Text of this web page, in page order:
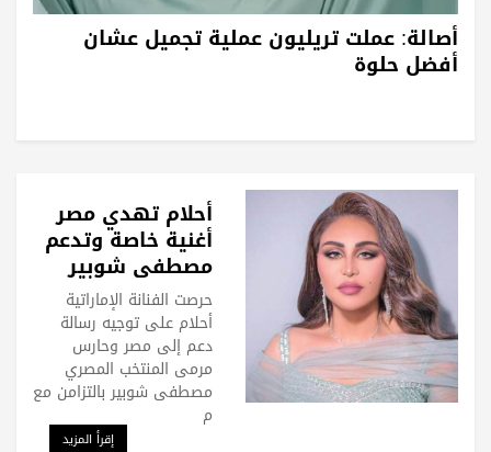
أصالة: عملت تريليون عملية تجميل عشان
أفضل حلوة
أحلام تهدي مصر
أغنية خاصة وتدعم
مصطفى شوبير
حرصت الفنانة الإماراتية
أحلام على توجيه رسالة
دعم إلى مصر وحارس
مرمى المنتخب المصري
مصطفى شوبير بالتزامن مع
م
إقرأ المزيد